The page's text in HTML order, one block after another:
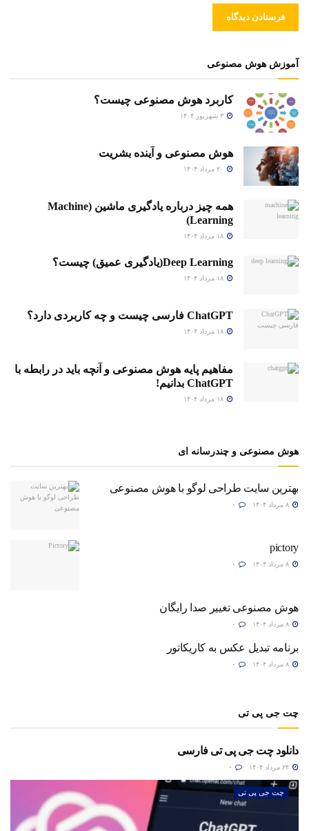
آموزش هوش مصنوعی
کاربرد هوش مصنوعی چیست؟
هوش مصنوعی و آینده بشریت
همه چیز درباره یادگیری ماشین (Machine
Learning)
Deep Learning(یادگیری عمیق) چیست؟
ChatGPT فارسی چیست و چه کاربردی دارد؟
مفاهیم پایه هوش مصنوعی و آنچه باید در رابطه با
ChatGPT بدانیم!
هوش مصنوعی و چندرسانه ای
بهترین سایت طراحی لوگو با هوش مصنوعی
pictory
هوش مصنوعی تغییر صدا رایگان
برنامه تبدیل عکس به کاریکاتور
چت جی پی تی
دانلود چت جی پی تی فارسی
چت جی پی تی